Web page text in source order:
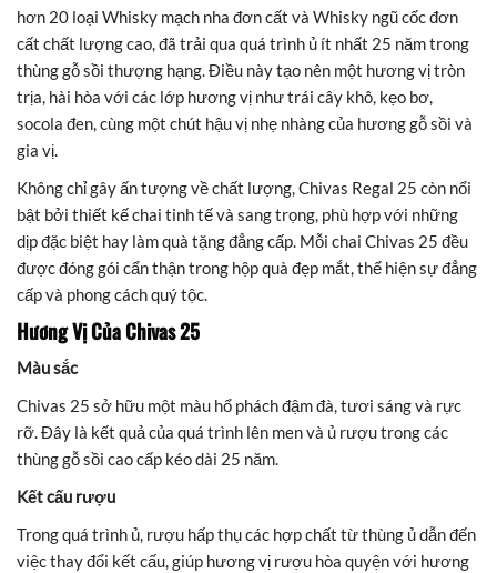
hơn 20 loại Whisky mạch nha đơn cất và Whisky ngũ cốc đơn
cất chất lượng cao, đã trải qua quá trình ủ ít nhất 25 năm trong
thùng gỗ sồi thượng hạng. Điều này tạo nên một hương vị tròn
trịa, hài hòa với các lớp hương vị như trái cây khô, kẹo bơ,
socola đen, cùng một chút hậu vị nhẹ nhàng của hương gỗ sồi và
gia vị.
Không chỉ gây ấn tượng về chất lượng, Chivas Regal 25 còn nổi
bật bởi thiết kế chai tinh tế và sang trọng, phù hợp với những
dịp đặc biệt hay làm quà tặng đẳng cấp. Mỗi chai Chivas 25 đều
được đóng gói cẩn thận trong hộp quà đẹp mắt, thể hiện sự đẳng
cấp và phong cách quý tộc.
Hương Vị Của Chivas 25
Màu sắc
Chivas 25 sở hữu một màu hổ phách đậm đà, tươi sáng và rực
rỡ. Đây là kết quả của quá trình lên men và ủ rượu trong các
thùng gỗ sồi cao cấp kéo dài 25 năm.
Kết cấu rượu
Trong quá trình ủ, rượu hấp thụ các hợp chất từ thùng ủ dẫn đến
việc thay đổi kết cấu, giúp hương vị rượu hòa quyện với hương